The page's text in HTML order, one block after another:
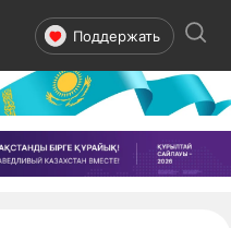
Поддержать